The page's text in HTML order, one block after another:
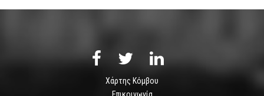
Χάρτης Κόμβου
Επικοινωνία